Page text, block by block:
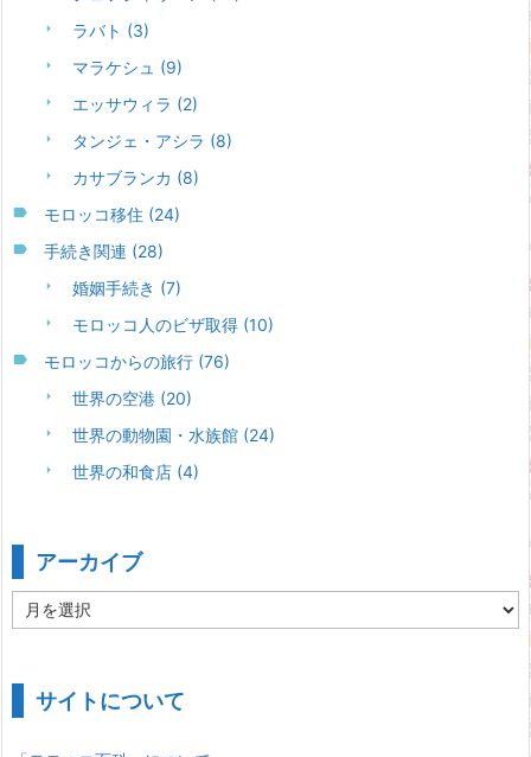
ラバト (3)
マラケシュ (9)
エッサウィラ (2)
タンジェ・アシラ (8)
カサブランカ (8)
モロッコ移住 (24)
手続き関連 (28)
婚姻手続き (7)
モロッコ人のビザ取得 (10)
モロッコからの旅行 (76)
世界の空港 (20)
世界の動物園・水族館 (24)
世界の和食店 (4)
アーカイブ
ー
サイトについて